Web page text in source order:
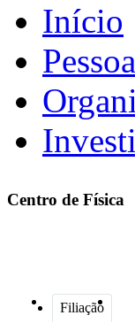
Início
Centro de Física
Filiação